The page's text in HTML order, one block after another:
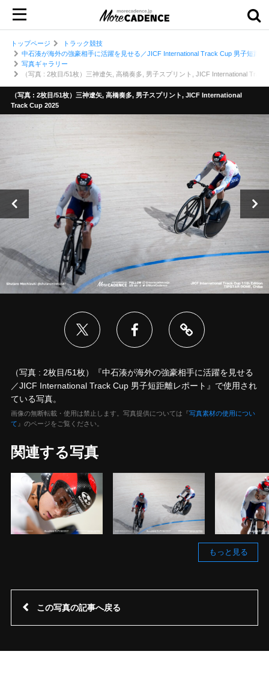
トップページ
トラック競技
中石湊が海外の強豪相手に活躍を見せる／JICF International Track Cup 男子短距離
写真ギャラリー
（写真 : 2枚目/51枚）三神遼矢, 高橋奏多, 男子スプリント, JICF International Track
（写真 : 2枚目/51枚）三神遼矢, 高橋奏多, 男子スプリント, JICF International
Track Cup 2025
（写真 : 2枚目/51枚）『中石湊が海外の強豪相手に活躍を見せる
／JICF International Track Cup 男子短距離レポート』で使用され
ている写真。
画像の無断転載・使用は禁止します。写真提供については『写真素材の使用につい
て 』のページをご覧ください。
関連する写真
もっと見る
この写真の記事へ戻る